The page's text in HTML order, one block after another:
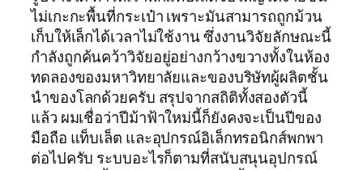
ไม่เกะกะพื้นที่กระเป๋า เพราะมันสามารถถูกม้วน
เก็บให้เล็กได้เวลาไม่ใช้งาน ซึ่งงานวิจัยลักษณะนี้
กำลังถูกค้นคว้าวิจัยอยู่อย่างกว้างขวางทั้งในห้อง
ทดลองของมหาวิทยาลัยและของบริษัทผู้ผลิตชั้น
นำของโลกด้วยครับ สรุปจากสถิติทั้งสองตัวนี้
แล้ว ผมเชื่อว่าปีม้าฟ้าใหม่นี้ก็ยังคงจะเป็นปีของ
มือถือ แท็บเล็ต และอุปกรณ์อิเล็กทรอนิกส์พกพา
ต่อไปครับ ระบบอะไรก็ตามที่สนับสนุนอุปกรณ์